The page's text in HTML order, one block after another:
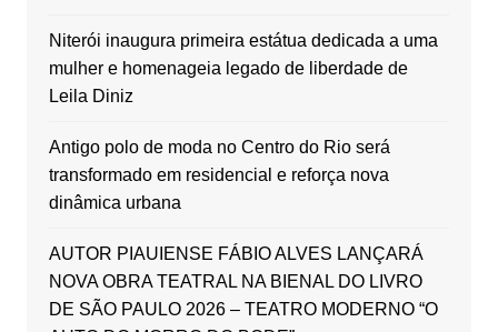
Niterói inaugura primeira estátua dedicada a uma
mulher e homenageia legado de liberdade de
Leila Diniz
Antigo polo de moda no Centro do Rio será
transformado em residencial e reforça nova
dinâmica urbana
AUTOR PIAUIENSE FÁBIO ALVES LANÇARÁ
NOVA OBRA TEATRAL NA BIENAL DO LIVRO
DE SÃO PAULO 2026 – TEATRO MODERNO “O